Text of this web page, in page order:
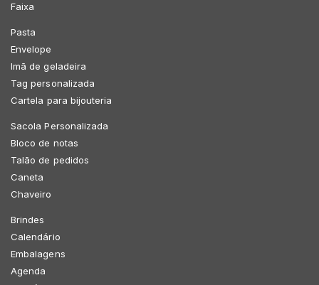
Faixa
Pasta
Envelope
Imã de geladeira
Tag personalizada
Cartela para bijouteria
Sacola Personalizada
Bloco de notas
Talão de pedidos
Caneta
Chaveiro
Brindes
Calendário
Embalagens
Agenda